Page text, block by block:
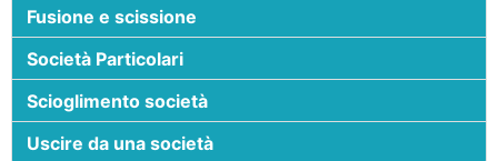
Fusione e scissione
Società Particolari
Scioglimento società
Uscire da una società